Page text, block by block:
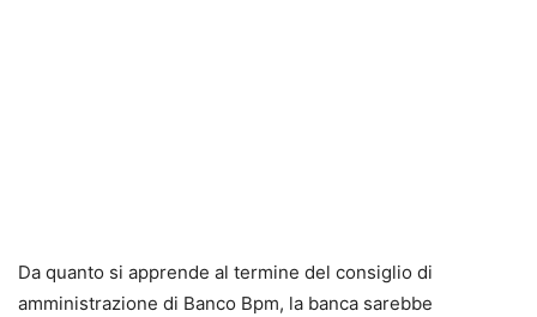
Da quanto si apprende al termine del consiglio di
amministrazione di Banco Bpm, la banca sarebbe